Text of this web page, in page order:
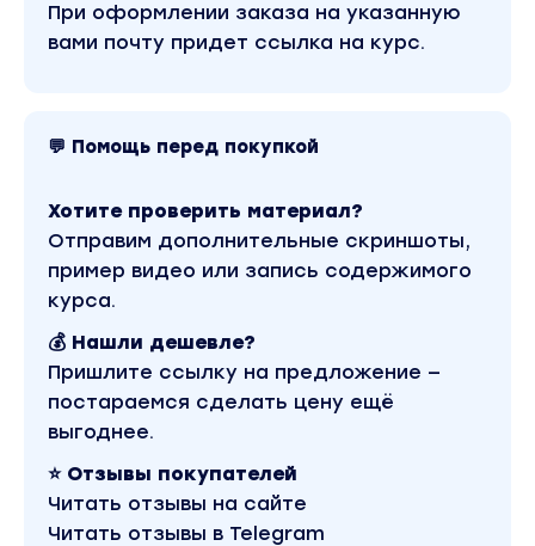
При оформлении заказа на указанную
вами почту придет ссылка на курс.
💬 Помощь перед покупкой
Хотите проверить материал?
Отправим дополнительные скриншоты,
пример видео или запись содержимого
курса.
💰 Нашли дешевле?
Пришлите ссылку на предложение —
постараемся сделать цену ещё
выгоднее.
⭐ Отзывы покупателей
Читать отзывы на сайте
Читать отзывы в Telegram